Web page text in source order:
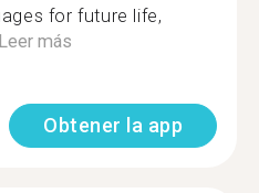
for future life,
Leer más
Obtener la app